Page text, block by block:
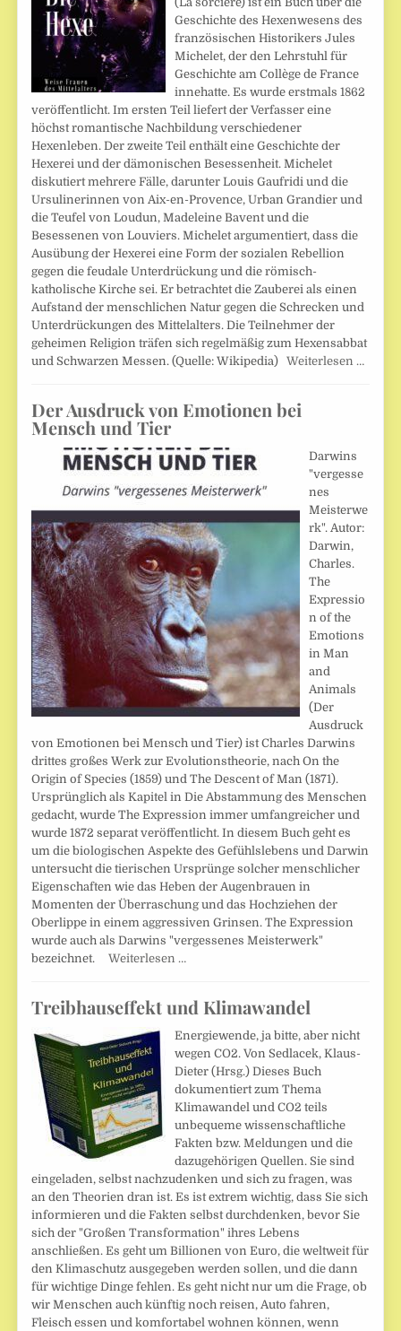
Geschichte des Hexenwesens des
französischen Historikers Jules
Michelet, der den Lehrstuhl für
Geschichte am Collège de France
innehatte. Es wurde erstmals 1862
veröffentlicht. Im ersten Teil liefert der Verfasser eine
höchst romantische Nachbildung verschiedener
Hexenleben. Der zweite Teil enthält eine Geschichte der
Hexerei und der dämonischen Besessenheit. Michelet
diskutiert mehrere Fälle, darunter Louis Gaufridi und die
Ursulinerinnen von Aix-en-Provence, Urban Grandier und
die Teufel von Loudun, Madeleine Bavent und die
Besessenen von Louviers. Michelet argumentiert, dass die
Ausübung der Hexerei eine Form der sozialen Rebellion
gegen die feudale Unterdrückung und die römisch-
katholische Kirche sei. Er betrachtet die Zauberei als einen
Aufstand der menschlichen Natur gegen die Schrecken und
Unterdrückungen des Mittelalters. Die Teilnehmer der
geheimen Religion träfen sich regelmäßig zum Hexensabbat
und Schwarzen Messen. (Quelle: Wikipedia)Weiterlesen …
Der Ausdruck von Emotionen bei
Mensch und Tier
Darwins
"vergesse
nes
Meisterwe
rk". Autor:
Darwin,
Charles.
The
Expressio
n of the
Emotions
in Man
and
Animals
(Der
Ausdruck
von Emotionen bei Mensch und Tier) ist Charles Darwins
drittes großes Werk zur Evolutionstheorie, nach On the
Origin of Species (1859) und The Descent of Man (1871).
Ursprünglich als Kapitel in Die Abstammung des Menschen
gedacht, wurde The Expression immer umfangreicher und
wurde 1872 separat veröffentlicht. In diesem Buch geht es
um die biologischen Aspekte des Gefühlslebens und Darwin
untersucht die tierischen Ursprünge solcher menschlicher
Eigenschaften wie das Heben der Augenbrauen in
Momenten der Überraschung und das Hochziehen der
Oberlippe in einem aggressiven Grinsen. The Expression
wurde auch als Darwins "vergessenes Meisterwerk"
bezeichnet.Weiterlesen …
Treibhauseffekt und Klimawandel
Energiewende, ja bitte, aber nicht
wegen CO2. Von Sedlacek, Klaus-
Dieter (Hrsg.) Dieses Buch
dokumentiert zum Thema
Klimawandel und CO2 teils
unbequeme wissenschaftliche
Fakten bzw. Meldungen und die
dazugehörigen Quellen. Sie sind
eingeladen, selbst nachzudenken und sich zu fragen, was
an den Theorien dran ist. Es ist extrem wichtig, dass Sie sich
informieren und die Fakten selbst durchdenken, bevor Sie
sich der "Großen Transformation" ihres Lebens
anschließen. Es geht um Billionen von Euro, die weltweit für
den Klimaschutz ausgegeben werden sollen, und die dann
für wichtige Dinge fehlen. Es geht nicht nur um die Frage, ob
wir Menschen auch künftig noch reisen, Auto fahren,
Fleisch essen und komfortabel wohnen können, wenn